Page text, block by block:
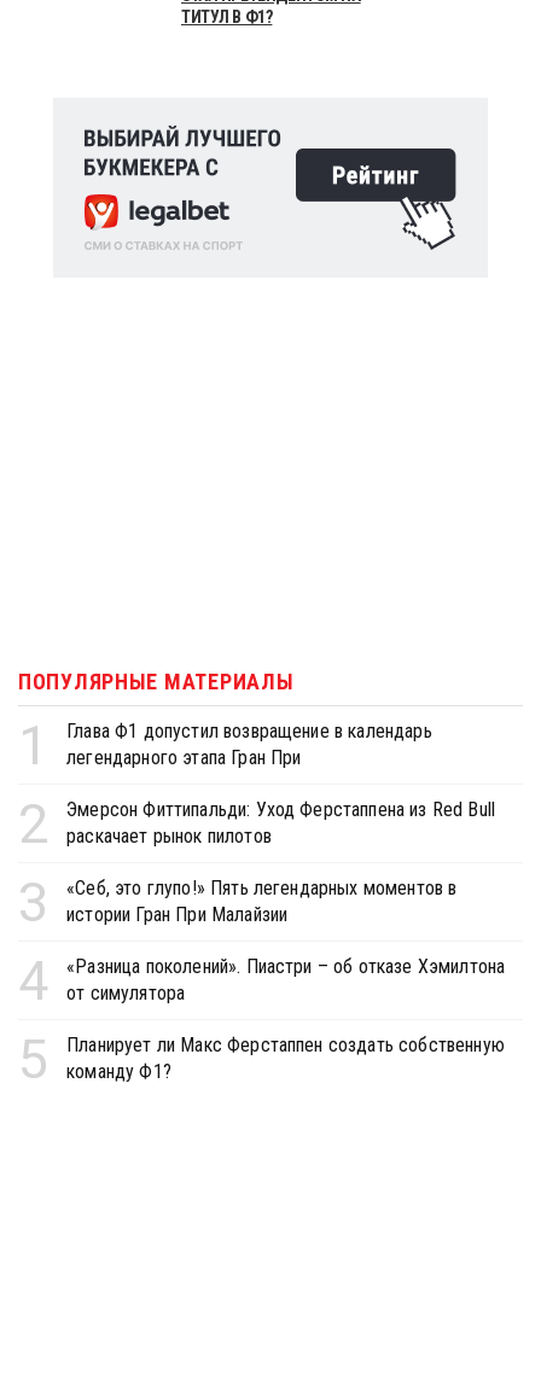
ТИТУЛ В Ф1?
ПОПУЛЯРНЫЕ МАТЕРИАЛЫ
1
Глава Ф1 допустил возвращение в календарь
легендарного этапа Гран При
2
Эмерсон Фиттипальди: Уход Ферстаппена из Red Bull
раскачает рынок пилотов
3
«Себ, это глупо!» Пять легендарных моментов в
истории Гран При Малайзии
4
«Разница поколений». Пиастри – об отказе Хэмилтона
от симулятора
5
Планирует ли Макс Ферстаппен создать собственную
команду Ф1?